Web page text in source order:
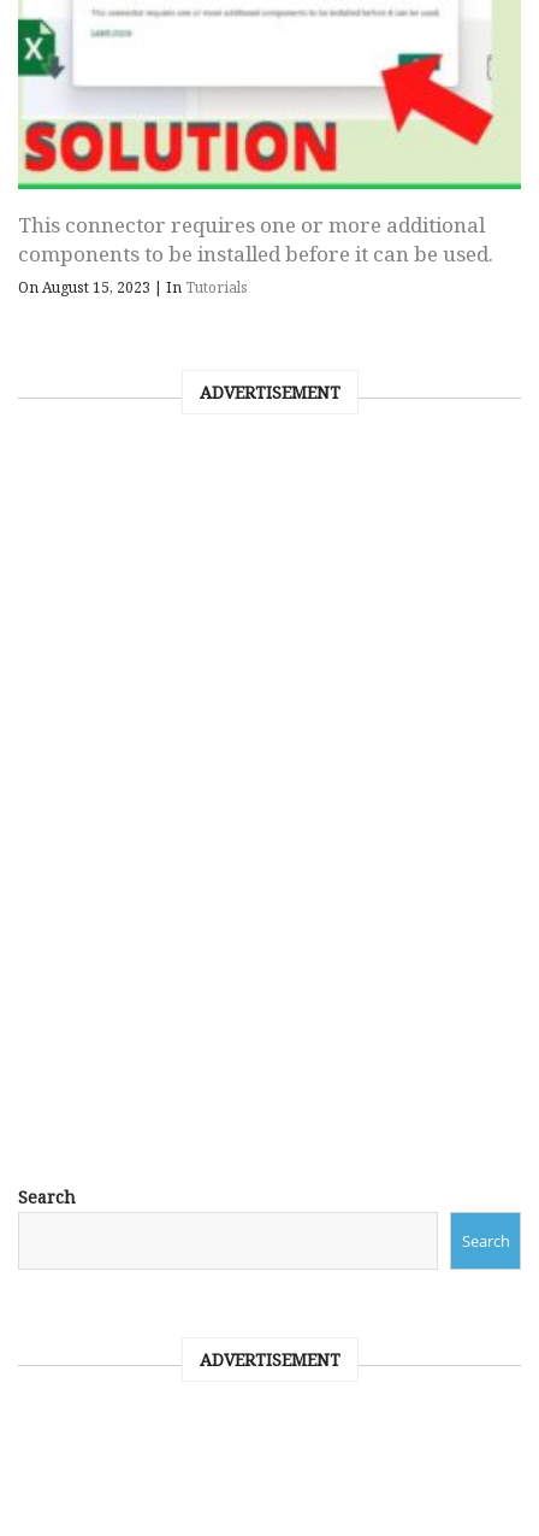
This connector requires one or more additional
components to be installed before it can be used.
On August 15, 2023 | In Tutorials
ADVERTISEMENT
Search
Search
ADVERTISEMENT